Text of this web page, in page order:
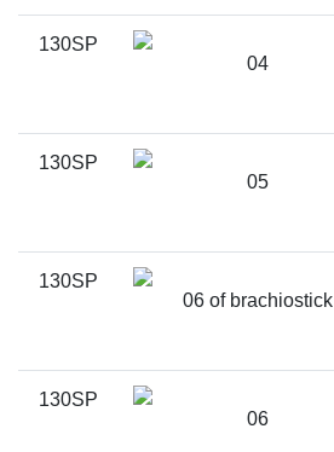
130SP
04
130SP
05
130SP
06 of brachiostick
130SP
06